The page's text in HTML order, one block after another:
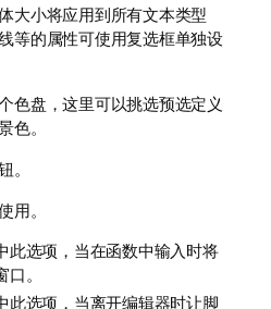
大小将应用到所有文本类型
等的属性可使用复选框单独设
色盘，这里可以挑选预选定义
色。
。
用。
此选项，当在函数中输入时将
。
此选项，当离开编辑器时让脚